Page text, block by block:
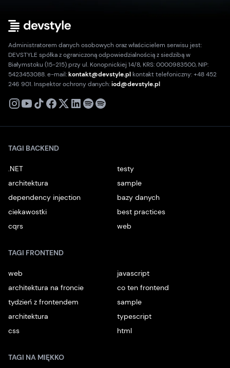
Administratorem danych osobowych oraz właścicielem serwisu jest:
DEVSTYLE spółka z ograniczoną odpowiedzialnością z siedzibą w
Białymstoku (15-215) przy ul. Konopnickiej 14/8, KRS: 0000983500, NIP:
5423453088. e-mail:kontakt@devstyle.plkontakt telefoniczny: +48 452
246 901. Inspektor ochrony danych:iod@devstyle.pl
X
TAGI BACKEND
.NET
testy
architektura
sample
dependency injection
bazy danych
ciekawostki
best practices
cqrs
web
TAGI FRONTEND
web
javascript
architektura na froncie
co ten frontend
tydzień z frontendem
sample
architektura
typescript
css
html
TAGI NA MIĘKKO